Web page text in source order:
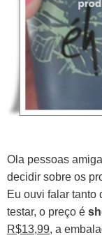
Ola pessoas
decidir sobre os
Eu ouvi falar tanto
testar, o preço é
R$13,99, a